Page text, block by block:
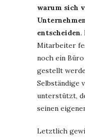
warum sich
entscheiden.
Mitarbeiter
noch ein
gestellt
Selbständige
unterstützt,
seinen
Letztlich